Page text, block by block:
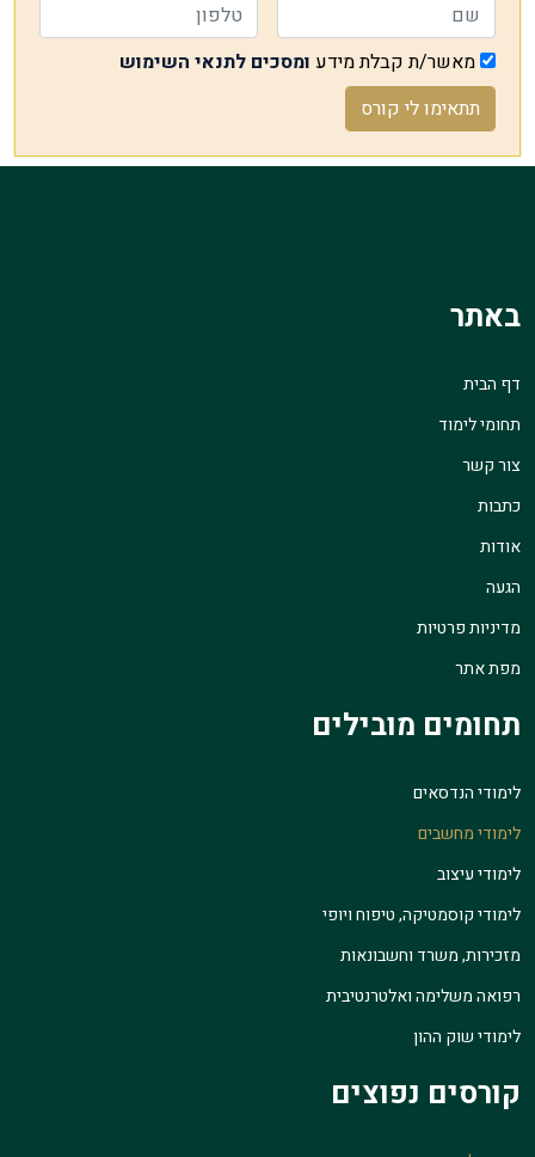
מאשר/ת קבלת מידע ומסכים לתנאי השימוש
תתאימו לי קורס
באתר
דף הבית
תחומי לימוד
צור קשר
כתבות
אודות
הגעה
מדיניות פרטיות
מפת אתר
תחומים מובילים
לימודי הנדסאים
לימודי מחשבים
לימודי עיצוב
לימודי קוסמטיקה, טיפוח ויופי
מזכירות, משרד וחשבונאות
רפואה משלימה ואלטרנטיבית
לימודי שוק ההון
קורסים נפוצים